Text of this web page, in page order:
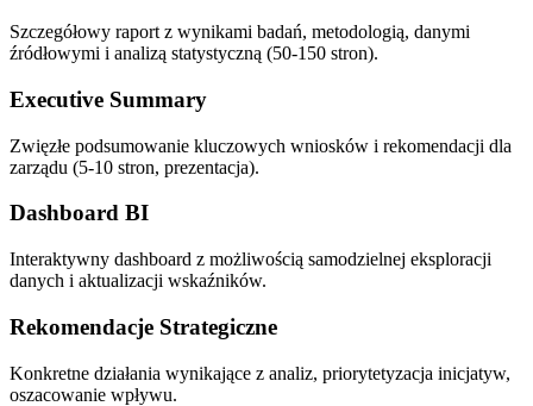
Szczegółowy raport z wynikami badań, metodologią, danymi
źródłowymi i analizą statystyczną (50-150 stron).
Executive Summary
Zwięzłe podsumowanie kluczowych wniosków i rekomendacji dla
zarządu (5-10 stron, prezentacja).
Dashboard BI
Interaktywny dashboard z możliwością samodzielnej eksploracji
danych i aktualizacji wskaźników.
Rekomendacje Strategiczne
Konkretne działania wynikające z analiz, priorytetyzacja inicjatyw,
oszacowanie wpływu.